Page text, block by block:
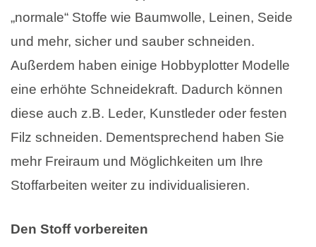
„normale“ Stoffe wie Baumwolle, Leinen, Seide
und mehr, sicher und sauber schneiden.
Außerdem haben einige Hobbyplotter Modelle
eine erhöhte Schneidekraft. Dadurch können
diese auch z.B. Leder, Kunstleder oder festen
Filz schneiden. Dementsprechend haben Sie
mehr Freiraum und Möglichkeiten um Ihre
Stoffarbeiten weiter zu individualisieren.
Den Stoff vorbereiten